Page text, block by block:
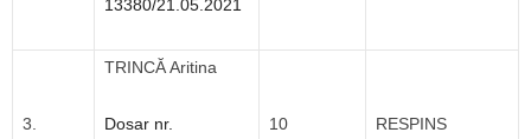
13380/21.05.2021
3.
TRINCĂ Aritina
Dosar nr.
10 RESPINS